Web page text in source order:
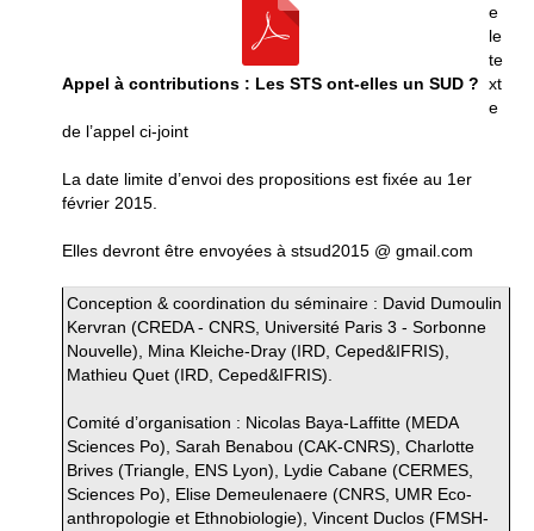
Appel à contributions : Les STS ont-elles un SUD ?
e
le
te
xt
e
de l’appel ci-joint
La date limite d’envoi des propositions est fixée au 1er
février 2015.
Elles devront être envoyées à stsud2015 @ gmail.com
Conception & coordination du séminaire : David Dumoulin
Kervran (CREDA - CNRS, Université Paris 3 - Sorbonne
Nouvelle), Mina Kleiche-Dray (IRD, Ceped&IFRIS),
Mathieu Quet (IRD, Ceped&IFRIS).
Comité d’organisation : Nicolas Baya-Laffitte (MEDA
Sciences Po), Sarah Benabou (CAK-CNRS), Charlotte
Brives (Triangle, ENS Lyon), Lydie Cabane (CERMES,
Sciences Po), Elise Demeulenaere (CNRS, UMR Eco-
anthropologie et Ethnobiologie), Vincent Duclos (FMSH-